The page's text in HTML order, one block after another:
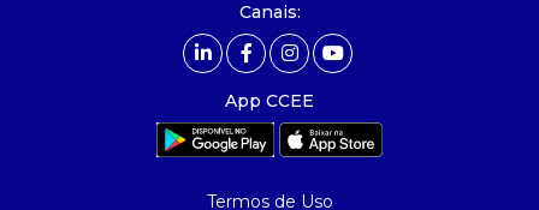
Canais:
App CCEE
Termos de Uso